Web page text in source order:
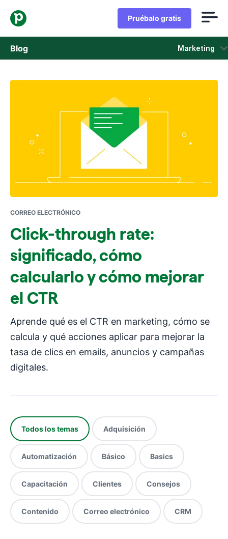
Pruébalo gratis
Blog Marketing
Ventas
Actualizaciones de Producto
Casos de estudio
Se abre en una nueva ventana
CORREO ELECTRÓNICO
Click-through rate:
significado, cómo
calcularlo y cómo mejorar
el CTR
Aprende qué es el CTR en marketing, cómo se
calcula y qué acciones aplicar para mejorar la
tasa de clics en emails, anuncios y campañas
digitales.
Todos los temas Adquisición
Automatización Básico Basics
Capacitación Clientes Consejos
Contenido Correo electrónico CRM